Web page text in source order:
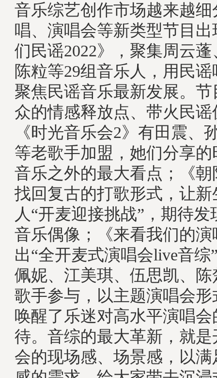
音乐综艺创作市场越来越
唱、演唱会等新类型节目
们民谣2022》，聚集周云
陈粒等29组音乐人，用民
聚焦民谣音乐最新发展。
众的情感释放点、带火民
《时光音乐会2》有田震、
等老歌手加盟，她们分享
音乐之外的最大看点；《
找回复古的打歌形式，让新
人“开麦迎接挑战”，期待
音乐偶像；《来看我们的演
出“全开麦式演唱会live音综
佩妮、江美琪、伍思凯、
歌手参与，以主题演唱会
唤醒了乐迷对高水平演唱
待。音综的最大革新，就
会的现场感、场景感，以